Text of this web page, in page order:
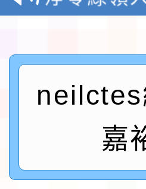
及師生本
實施要點
115年食
程
函轉國家
鎮韌性（
「115年
法」
本校115
嘉